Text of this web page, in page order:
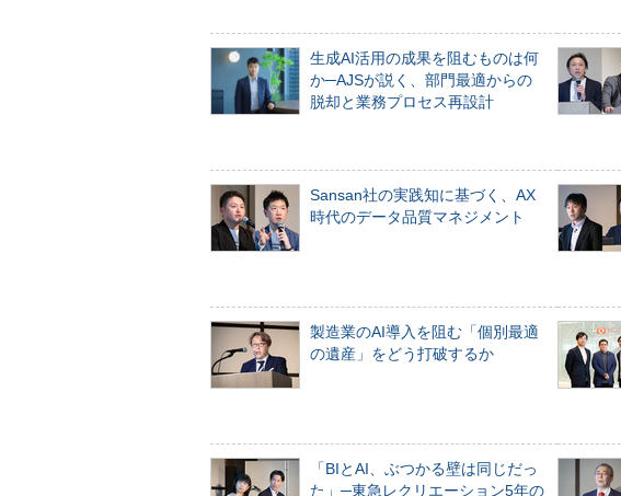
生成AI活用の成果を阻むものは何
か─AJSが説く、部門最適からの
脱却と業務プロセス再設計
Sansan社の実践知に基づく、AX
時代のデータ品質マネジメント
製造業のAI導入を阻む「個別最適
の遺産」をどう打破するか
「BIとAI、ぶつかる壁は同じだっ
た」─東急レクリエーション5年の